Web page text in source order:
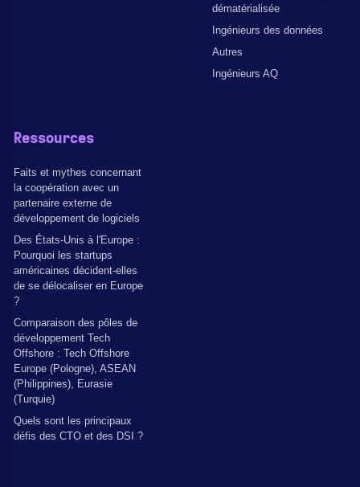
dématérialisée
Ingénieurs des données
Autres
Ingénieurs AQ
Ressources
Faits et mythes concernant
la coopération avec un
partenaire externe de
développement de logiciels
Des États-Unis à l'Europe :
Pourquoi les startups
américaines décident-elles
de se délocaliser en Europe
?
Comparaison des pôles de
développement Tech
Offshore : Tech Offshore
Europe (Pologne), ASEAN
(Philippines), Eurasie
(Turquie)
Quels sont les principaux
défis des CTO et des DSI ?